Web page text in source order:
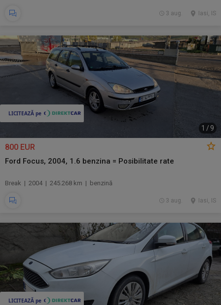
Iasi, IS
3 aug.
1 / 9
800 EUR
Ford Focus, 2004, 1.6 benzina = Posibilitate rate
Break | 2004 | 245.268 km | benzină
Iasi, IS
3 aug.